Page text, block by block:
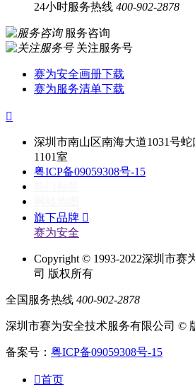
24小时服务热线 400-902-2878
服务咨询
关注服务号
赛为安全画册下载
赛为服务清单下载

深圳市南山区南海大道1031号
1101室
粤ICP备09059308号-15
旗下品牌 
赛为安全
Copyright © 1993-2022深圳市赛
司 版权所有
全国服务热线 400-902-2878
深圳市赛为安全技术服务有限公司 ©
备案号： 粤ICP备09059308号-15
首页